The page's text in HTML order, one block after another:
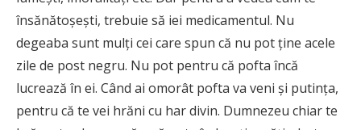
însănătoşeşti, trebuie să iei medicamentul. Nu
degeaba sunt mulţi cei care spun că nu pot ţine acele
zile de post negru. Nu pot pentru că pofta încă
lucrează în ei. Când ai omorât pofta va veni şi putinţa,
pentru că te vei hrăni cu har divin. Dumnezeu chiar te